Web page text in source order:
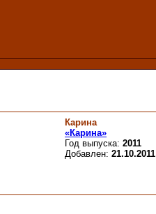
Карина
«Карина»
Год выпуска: 2011
Добавлен: 21.10.2011